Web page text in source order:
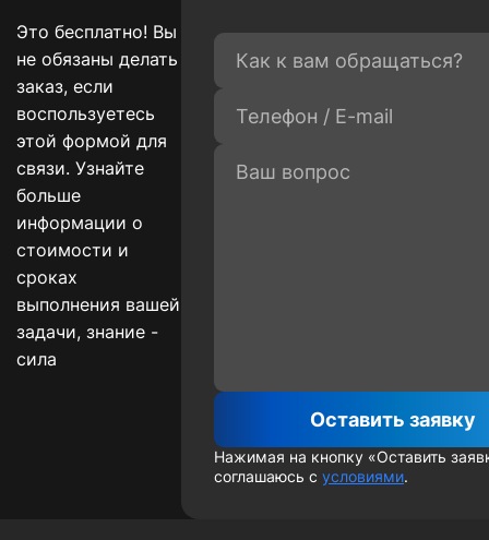
Это бесплатно! Вы
не обязаны делать
заказ, если
воспользуетесь
этой формой для
связи. Узнайте
больше
информации о
стоимости и
сроках
выполнения вашей
задачи, знание -
сила
Оставить заявку
Нажимая на кнопку «Оставить
соглашаюсь с условиями.